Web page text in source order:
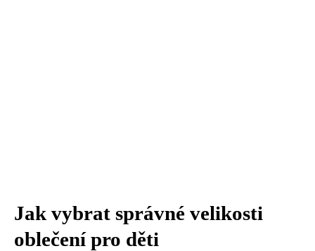
Jak vybrat správné velikosti
oblečení pro děti